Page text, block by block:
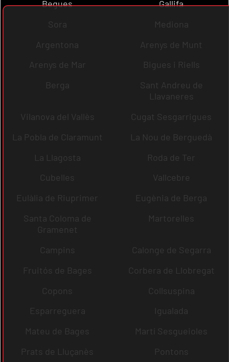
Begues
Gallifa
Sora
Mediona
Argentona
Arenys de Munt
Arenys de Mar
Bigues i Riells
Berga
Sant Andreu de
Llavaneres
Vilanova del Vallès
Cugat Sesgarrigues
La Pobla de Claramunt
La Nou de Berguedà
La Llagosta
Roda de Ter
Cubelles
Vallcebre
Eulàlia de Riuprimer
Eugènia de Berga
Santa Coloma de
Gramenet
Martorelles
Campins
Calonge de Segarra
Fruitós de Bages
Corbera de Llobregat
Copons
Collsuspina
Esparreguera
Igualada
Mateu de Bages
Martí Sesgueioles
Prats de Lluçanès
Pontons